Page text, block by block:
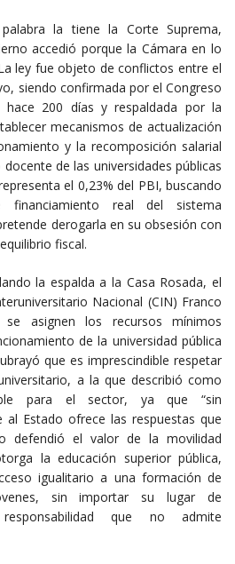
la tiene la Corte Suprema,
accedió porque la Cámara en lo
ley fue objeto de conflictos entre el
siendo confirmada por el Congreso
hace 200 días y respaldada por la
mecanismos de actualización
y la recomposición salarial
de las universidades públicas
el 0,23% del PBI, buscando
real del sistema
derogarla en su obsesión con
fiscal.
la espalda a la Casa Rosada, el
Nacional (CIN) Franco
se asignen los recursos mínimos
de la universidad pública
que es imprescindible respetar
a la que describió como
para el sector, ya que “sin
Estado ofrece las respuestas que
defendió el valor de la movilidad
la educación superior pública,
igualitario a una formación de
sin importar su lugar de
que no admite